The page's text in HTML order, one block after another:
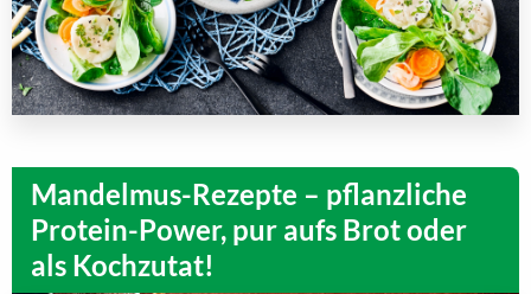
Mandelmus-Rezepte – pflanzliche
Protein-Power, pur aufs Brot oder
als Kochzutat!